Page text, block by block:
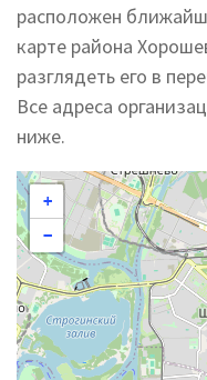
расположен
карте района
разглядеть его в
Все адреса
ниже.
+
−